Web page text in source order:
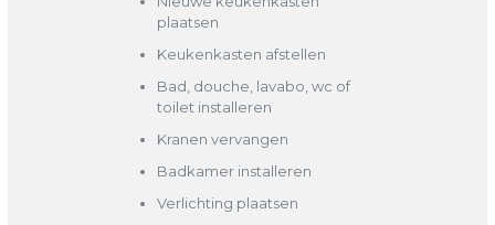
plaatsen
Keukenkasten afstellen
Bad, douche, lavabo, wc of
toilet installeren
Kranen vervangen
Badkamer installeren
Verlichting plaatsen